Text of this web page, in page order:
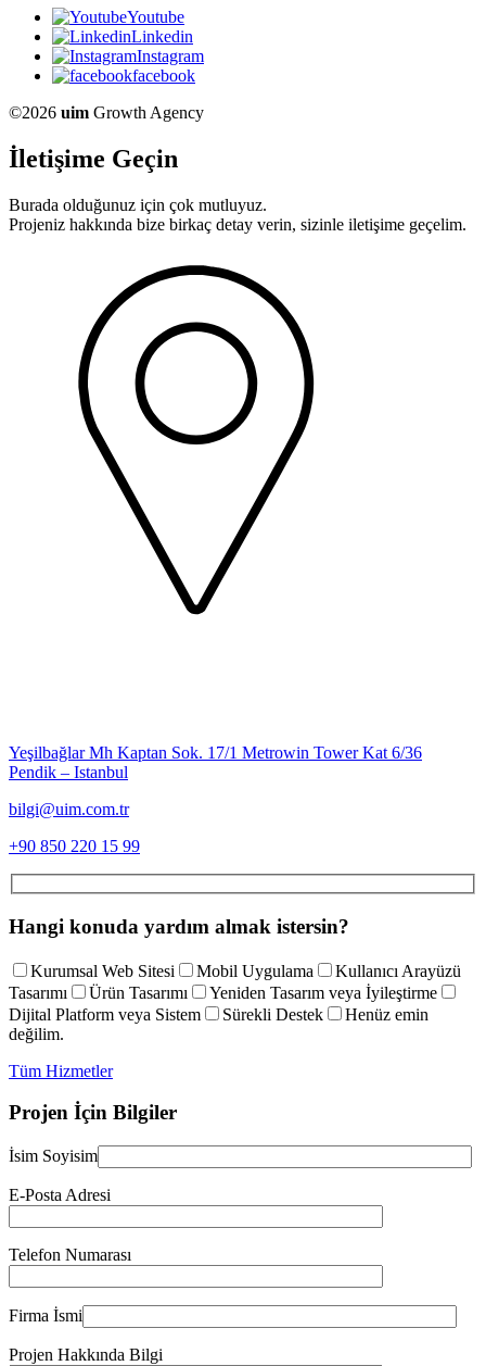
Youtube
Linkedin
Instagram
facebook
©2026 uim Growth Agency
İletişime Geçin
Burada olduğunuz için çok mutluyuz.
Projeniz hakkında bize birkaç detay verin, sizinle iletişime geçelim.
Yeşilbağlar Mh Kaptan Sok. 17/1 Metrowin Tower Kat 6/36
Pendik – Istanbul
bilgi@uim.com.tr
+90 850 220 15 99
Hangi konuda yardım almak istersin?
Kurumsal Web Sitesi Mobil Uygulama
Kullanıcı Arayüzü
Tasarımı
Ürün Tasarımı
Yeniden Tasarım veya İyileştirme
Dijital Platform veya Sistem
Sürekli Destek
Henüz emin
değilim.
Tüm Hizmetler
Projen İçin Bilgiler
İsim Soyisim
E-Posta Adresi
Telefon Numarası
Firma İsmi
Projen Hakkında Bilgi